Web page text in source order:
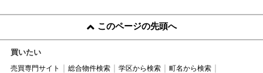
このページの先頭へ
買いたい
売買専門サイト 総合物件検索 学区から検索
町名から検索